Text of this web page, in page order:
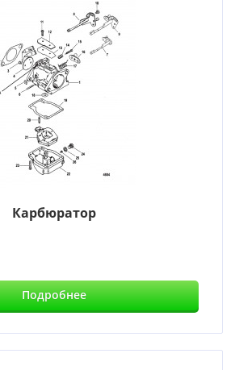
Карбюратор
Подробнее